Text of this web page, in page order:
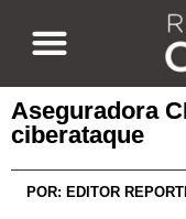
Aseguradora
ciberataque
POR: EDITOR